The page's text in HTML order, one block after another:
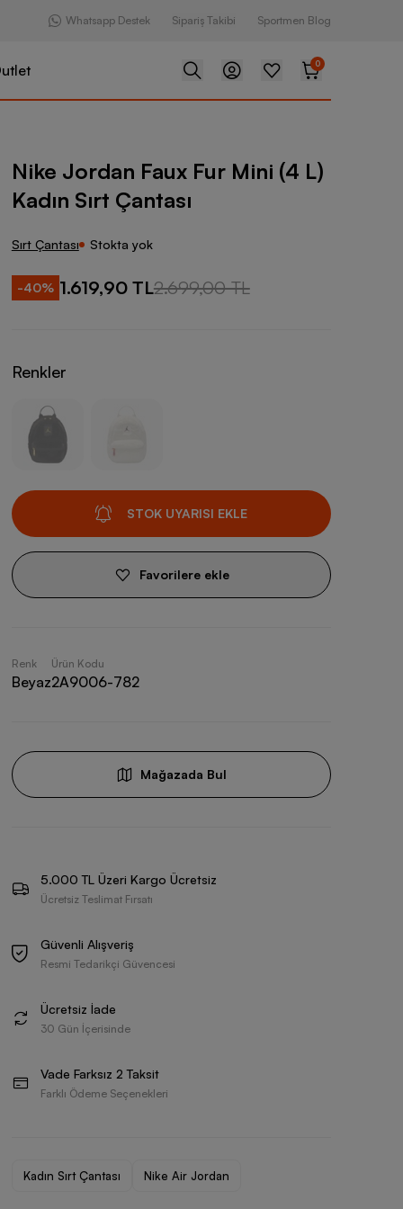
Whatsapp Destek Sipariş Takibi Sportmen Blog
0
Fur Mini (4 L) Kadın Sırt Çantası
Nike Jordan Faux Fur Mini (4 L)
Kadın Sırt Çantası
Sırt Çantası Stokta yok
-40% 1.619,90 TL2.699,00 TL
Renkler
STOK UYARISI EKLE
Favorilere ekle
Renk
Beyaz
Ürün Kodu
2A9006-782
Mağazada Bul
5.000 TL Üzeri Kargo Ücretsiz
Ücretsiz Teslimat Fırsatı
Güvenli Alışveriş
Resmi Tedarikçi Güvencesi
Ücretsiz İade
30 Gün İçerisinde
Vade Farksız 2 Taksit
Farklı Ödeme Seçenekleri
Kadın Sırt Çantası Nike Air Jordan